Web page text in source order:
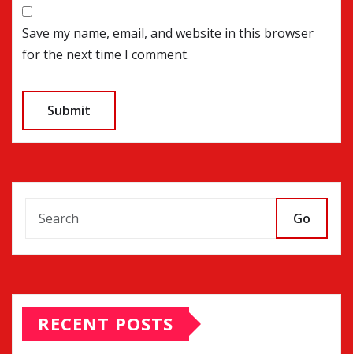
Save my name, email, and website in this browser
for the next time I comment.
Go
RECENT POSTS